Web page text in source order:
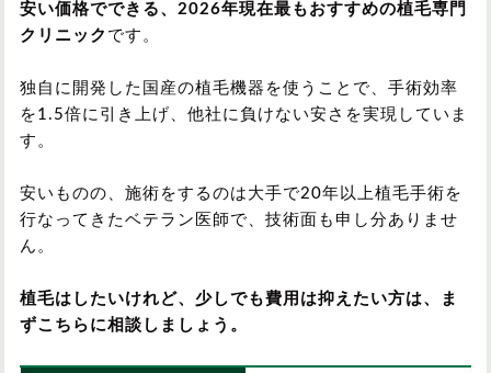
安い価格でできる、2026年現在最もおすすめの植毛専門
クリニック です。
独自に開発した国産の植毛機器を使うことで、手術効率
を1.5倍に引き上げ、他社に負けない安さを実現していま
す。
安いものの、施術をするのは大手で20年以上植毛手術を
行なってきたベテラン医師で、技術面も申し分ありませ
ん。
植毛はしたいけれど、少しでも費用は抑えたい方は、ま
ずこちらに相談しましょう。